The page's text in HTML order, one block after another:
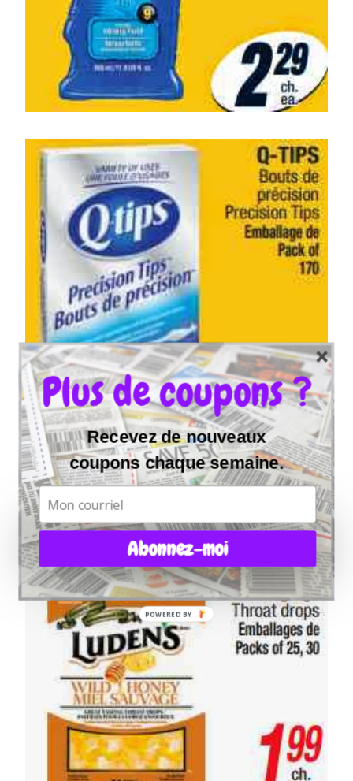
Abonnez-moi
Plus de coupons ?
Recevez de nouveaux
coupons chaque semaine.